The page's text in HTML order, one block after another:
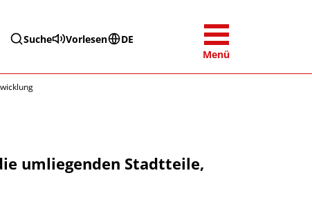
Suche Vorlesen
DE
Menü
umliegenden Stadtteile,